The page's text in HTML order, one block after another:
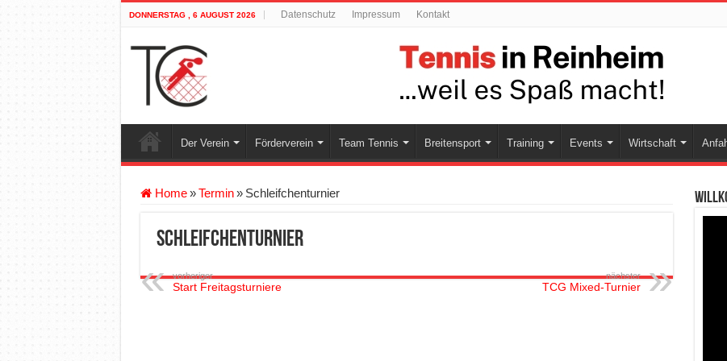
DONNERSTAG , 6 AUGUST 2026 Datenschutz Impressum Kontakt
Der Verein Förderverein Team Tennis Breitensport Training Events Wirtschaft
Home » Termin » Schleifchenturnier
Schleifchenturnier
vorheriger
Start Freitagsturniere
nächster
TCG Mixed-Turnier